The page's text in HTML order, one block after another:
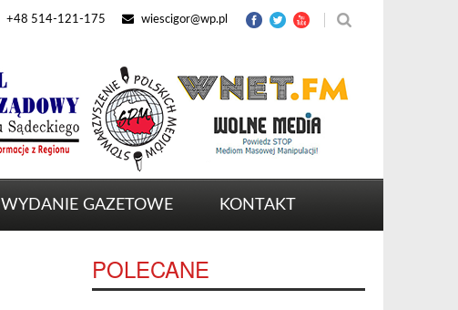
+48 514-121-175 wiescigor@wp.pl
WYDANIE GAZETOWE KONTAKT
POLECANE